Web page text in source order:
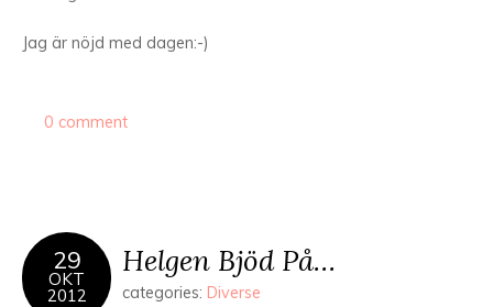
Jag är nöjd med dagen:-)
0 comment
29
OKT
2012
Helgen Bjöd På…
categories: Diverse